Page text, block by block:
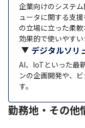
企業向けのシステ
ュータに関する支
の立場に立った柔
効果的で使いやすい
デジタルソリ
AI、IoTといった最
ンの企画開発や、
す。
勤務地・その他